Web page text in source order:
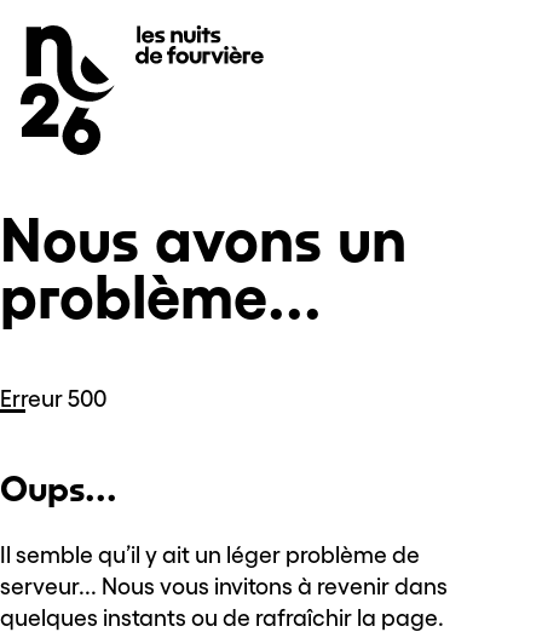
Se rendre au
Contenu principal
Pied de page
Nous avons un
problème...
Erreur 500
Oups...
Il semble qu’il y ait un léger problème de
serveur... Nous vous invitons à revenir dans
quelques instants ou de rafraîchir la page.